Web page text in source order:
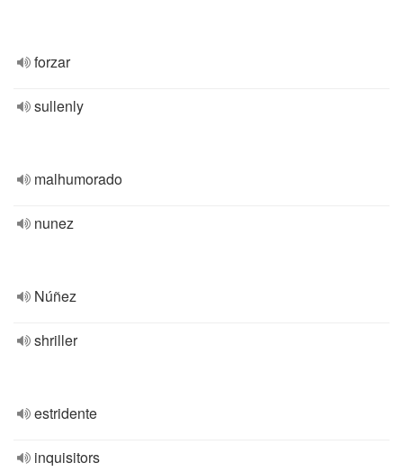
forzar
sullenly
malhumorado
nunez
Núñez
shriller
estridente
inquisitors